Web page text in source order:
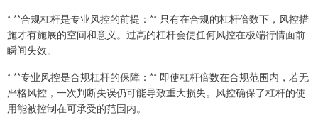
* **合规杠杆是专业风控的前提：** 只有在合规的杠杆倍数下，风控措
施才有施展的空间和意义。过高的杠杆会使任何风控在极端行情面前
瞬间失效。
* **专业风控是合规杠杆的保障：** 即使杠杆倍数在合规范围内，若无
严格风控，一次判断失误仍可能导致重大损失。风控确保了杠杆的使
用能被控制在可承受的范围内。